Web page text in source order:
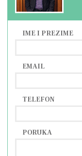
IME I PREZIME
EMAIL
TELEFON
PORUKA